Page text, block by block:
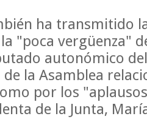
ha transmitido
"poca vergüenza"
autonómico
la Asamblea
por los
de la Junta,